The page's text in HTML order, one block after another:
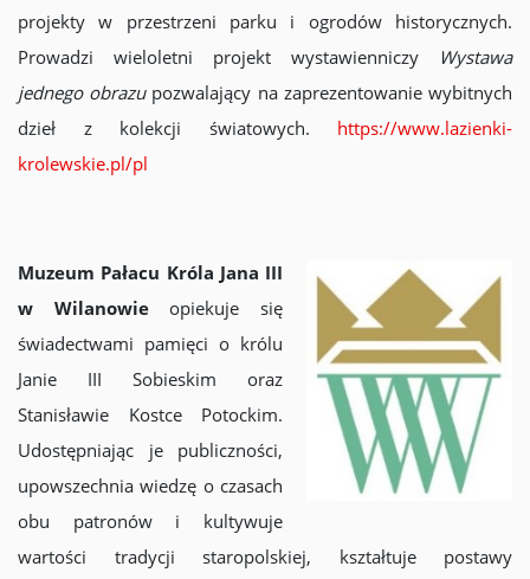
projekty w przestrzeni parku i ogrodów historycznych.
Prowadzi wieloletni projekt wystawienniczy Wystawa
jednego obrazupozwalający na zaprezentowanie wybitnych
dzieł z kolekcji światowych. https://www.lazienki-
krolewskie.pl/pl
Muzeum Pałacu Króla Jana III
w Wilanowieopiekuje się
świadectwami pamięci o królu
Janie III Sobieskim oraz
Stanisławie Kostce Potockim.
Udostępniając je publiczności,
upowszechnia wiedzę o czasach
obu patronów i kultywuje
wartości tradycji staropolskiej, kształtuje postawy